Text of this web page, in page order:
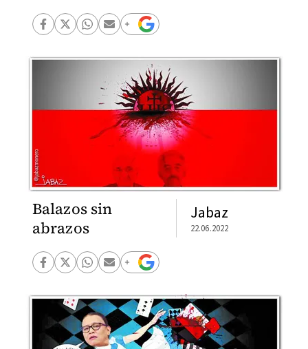
Balazos sin
abrazos
Jabaz
22.06.2022